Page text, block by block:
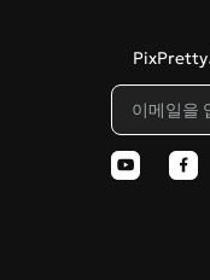
PixPretty
픽사 스타일 필터
AI 폴라로이드